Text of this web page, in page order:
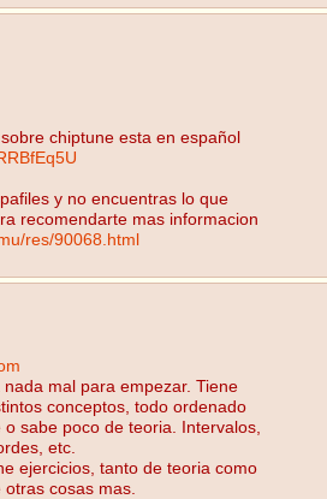
chiptune esta en español
y no encuentras lo que
recomendarte mas informacion
res/90068.html
mal para empezar. Tiene
conceptos, todo ordenado
sabe poco de teoria. Intervalos,
etc.
ejercicios, tanto de teoria como
cosas mas.